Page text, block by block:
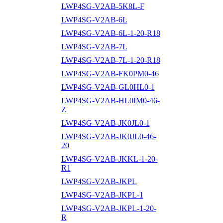
LWP4SG-V2AB-5K8L-F
LWP4SG-V2AB-6L
LWP4SG-V2AB-6L-1-20-R18
LWP4SG-V2AB-7L
LWP4SG-V2AB-7L-1-20-R18
LWP4SG-V2AB-FK0PM0-46
LWP4SG-V2AB-GL0HL0-1
LWP4SG-V2AB-HL0IM0-46-
Z
LWP4SG-V2AB-JK0JL0-1
LWP4SG-V2AB-JK0JL0-46-
20
LWP4SG-V2AB-JKKL-1-20-
R1
LWP4SG-V2AB-JKPL
LWP4SG-V2AB-JKPL-1
LWP4SG-V2AB-JKPL-1-20-
R